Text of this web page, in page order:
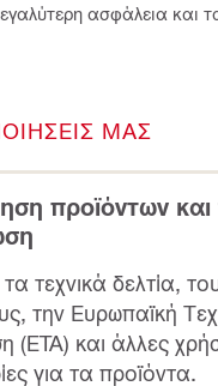
ασφάλεια και
ΜΑΣ
προϊόντων και
τεχνικά δελτία,
την Ευρωπαϊκή
(ETA) και άλλες
για τα προϊόντα.